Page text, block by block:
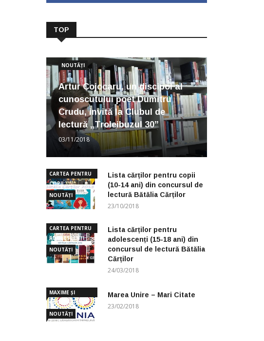
TOP
NOUTĂȚI
Artur Cojocaru, un discipol al
cunoscutului poet Dumitru
Crudu, invită la Clubul de
lectură „Troleibuzul 30”
03/11/2018
CARTEA PENTRU
COPII
NOUTĂȚI
Lista cărților pentru copii
(10-14 ani) din concursul de
lectură Bătălia Cărților
23/10/2018
CARTEA PENTRU
ADOLESCENȚI
NOUTĂȚI
Lista cărților pentru
adolescenți (15-18 ani) din
concursul de lectură Bătălia
Cărților
24/03/2018
MAXIME ȘI
CUGETĂRI
NOUTĂȚI
Marea Unire – Mari Citate
23/02/2018